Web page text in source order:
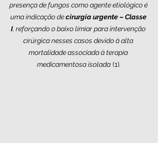
presença de fungos como agente etiológico é
uma indicação de cirurgia urgente – Classe
I, reforçando o baixo limiar para intervenção
cirúrgica nesses casos devido à alta
mortalidade associada à terapia
medicamentosa isolada (1).